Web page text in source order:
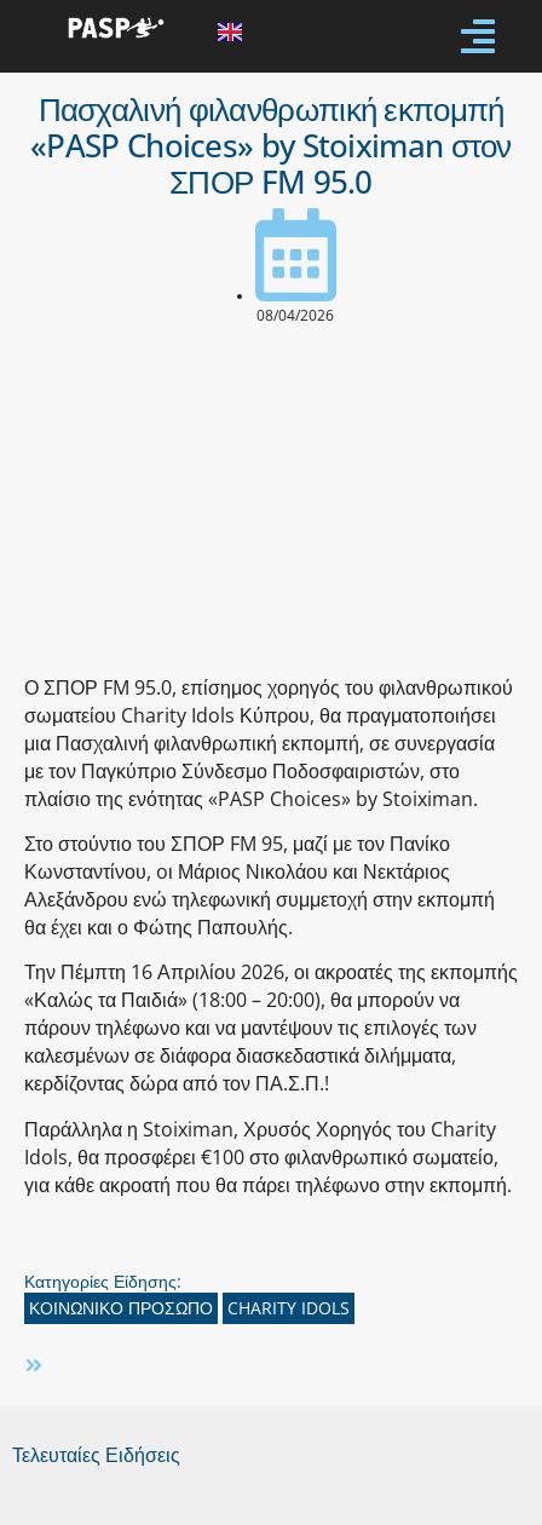
Πασχαλινή φιλανθρωπική εκπομπή
«PASP Choices» by Stoiximan στον
ΣΠΟΡ FM 95.0
08/04/2026
Ο ΣΠΟΡ FM 95.0, επίσημος χορηγός του φιλανθρωπικού
σωματείου Charity Idols Κύπρου, θα πραγματοποιήσει
μια Πασχαλινή φιλανθρωπική εκπομπή, σε συνεργασία
με τον Παγκύπριο Σύνδεσμο Ποδοσφαιριστών, στο
πλαίσιο της ενότητας «PASP Choices» by Stoiximan.
Στο στούντιο του ΣΠΟΡ FM 95, μαζί με τον Πανίκο
Κωνσταντίνου, oι Μάριος Νικολάου και Νεκτάριος
Αλεξάνδρου ενώ τηλεφωνική συμμετοχή στην εκπομπή
θα έχει και ο Φώτης Παπουλής.
Την Πέμπτη 16 Απριλίου 2026, οι ακροατές της εκπομπής
«Καλώς τα Παιδιά» (18:00 – 20:00), θα μπορούν να
πάρουν τηλέφωνο και να μαντέψουν τις επιλογές των
καλεσμένων σε διάφορα διασκεδαστικά διλήμματα,
κερδίζοντας δώρα από τον ΠΑ.Σ.Π.!
Παράλληλα η Stoiximan, Χρυσός Χορηγός του Charity
Idols, θα προσφέρει €100 στο φιλανθρωπικό σωματείο,
για κάθε ακροατή που θα πάρει τηλέφωνο στην εκπομπή.
Κατηγορίες Είδησης:
ΚΟΙΝΩΝΙΚΟ ΠΡΟΣΩΠΟ
CHARITY IDOLS
Τελευταίες Ειδήσεις